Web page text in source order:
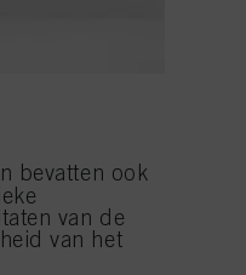
bevatten ook
van de
van het